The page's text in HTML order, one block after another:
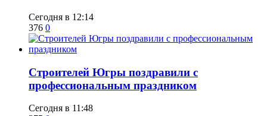
Сегодня в 12:14
376 0
​Строителей Югры поздравили с
профессиональным праздником
Сегодня в 11:48